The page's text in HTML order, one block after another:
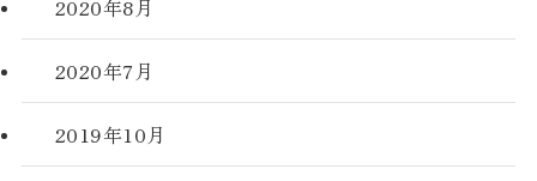
2020年8月
2020年7月
2019年10月